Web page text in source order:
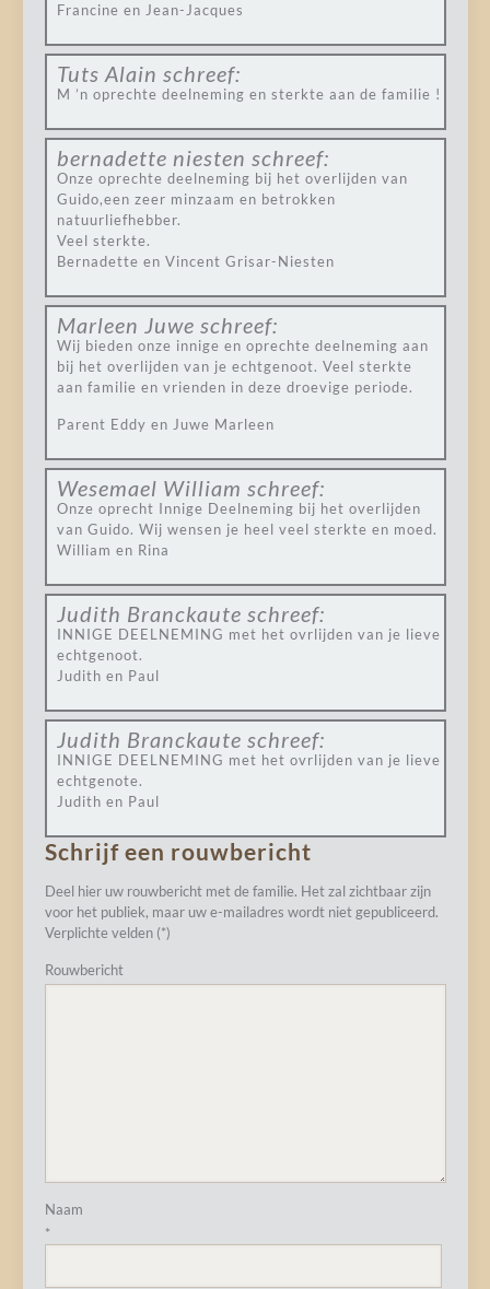
Francine en Jean-Jacques
Tuts Alain schreef:
M ’n oprechte deelneming en sterkte aan de familie !
bernadette niesten schreef:
Onze oprechte deelneming bij het overlijden van
Guido,een zeer minzaam en betrokken
natuurliefhebber.
Veel sterkte.
Bernadette en Vincent Grisar-Niesten
Marleen Juwe schreef:
Wij bieden onze innige en oprechte deelneming aan
bij het overlijden van je echtgenoot. Veel sterkte
aan familie en vrienden in deze droevige periode.
Parent Eddy en Juwe Marleen
Wesemael William schreef:
Onze oprecht Innige Deelneming bij het overlijden
van Guido. Wij wensen je heel veel sterkte en moed.
William en Rina
Judith Branckaute schreef:
INNIGE DEELNEMING met het ovrlijden van je lieve
echtgenoot.
Judith en Paul
Judith Branckaute schreef:
INNIGE DEELNEMING met het ovrlijden van je lieve
echtgenote.
Judith en Paul
Schrijf een rouwbericht
Deel hier uw rouwbericht met de familie. Het zal zichtbaar zijn
voor het publiek, maar uw e-mailadres wordt niet gepubliceerd.
Verplichte velden (*)
Rouwbericht
Naam
*